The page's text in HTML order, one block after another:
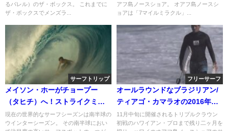
るバレル）のザ・ボックス。 これまでに
ザ・ボックスでメンズラ...
アフ島ノースショア。 オアフ島ノースシ
ョアは「7マイルミラクル」...
サーフトリップ
メイソン・ホーがチョープー
（タヒチ）へ！ストライクミッ
ション動画
現在の世界的なサーフシーズンは南半球の
ウインターシーズン。 その南半球におい
フリーサーフ
オールラウンドなブラジリアン/
ティアゴ・カマラオの2016年初
旬のハワイ映像
11月中旬に開催されるトリプルクラウン
初戦のハワイアン・プロまで残り二ヶ月を